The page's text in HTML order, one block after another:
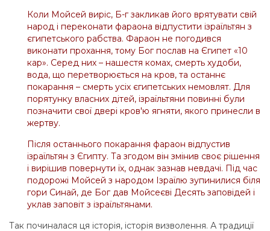
Коли Мойсей виріс, Б-г закликав його врятувати свій
народ і переконати фараона відпустити ізраїльтян з
єгипетського рабства. Фараон не погодився
виконати прохання, тому Бог послав на Єгипет «10
кар». Серед них – нашестя комах, смерть худоби,
вода, що перетворюється на кров, та останнє
покарання – смерть усіх єгипетських немовлят. Для
порятунку власних дітей, ізраїльтяни повинні були
позначити свої двері кров'ю ягняти, якого принесли в
жертву.
Після останнього покарання фараон відпустив
ізраїльтян з Єгипту. Та згодом він змінив своє рішення
і вирішив повернути їх, однак зазнав невдачі. Під час
подорожі Мойсей з народом Ізраїлю зупинилися біля
гори Синай, де Бог дав Мойсеєві Десять заповідей і
уклав заповіт з ізраїльтянами.
Так починалася ця історія, історія визволення. А традиції